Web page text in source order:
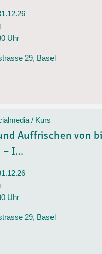
Uhr
29, Basel
/ Kurs
Auffrischen von
– I...
Uhr
29, Basel